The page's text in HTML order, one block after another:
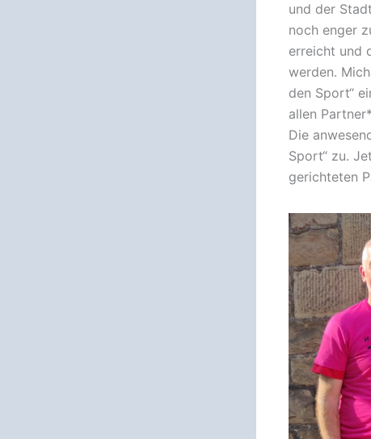
und der
noch enger
erreicht und
werden.
den Sport“
allen
Die
Sport“ zu.
gerichteten